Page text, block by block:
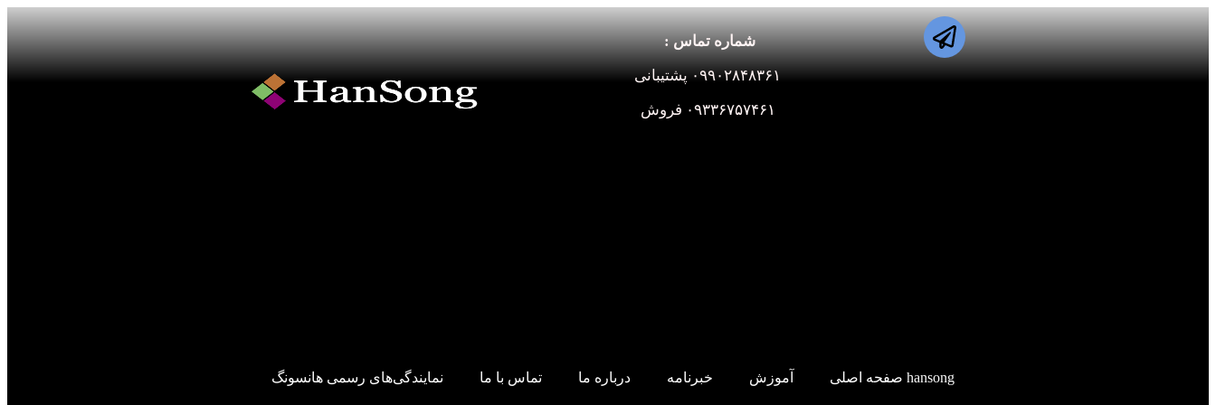
شماره تماس :
۰۹۹۰۲۸۴۸۳۶۱ پشتیبانی
۰۹۳۳۶۷۵۷۴۶۱ فروش
hansong صفحه اصلی آموزش خبرنامه درباره ما تماس با ما نمایندگی‌های رسمی هانسونگ